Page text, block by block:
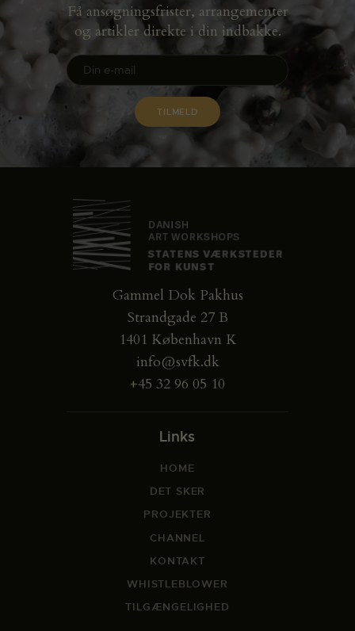
Få ansøgningsfrister, arrangementer
og artikler direkte i din indbakke.
Gammel Dok Pakhus
Strandgade 27 B
1401 København K
info@svfk.dk
+45 32 96 05 10
Links
HOME
DET SKER
PROJEKTER
CHANNEL
KONTAKT
WHISTLEBLOWER
TILGÆNGELIGHED